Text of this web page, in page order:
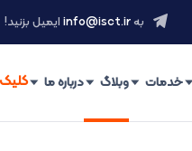
بهinfo@isct.ir ایمیل بزنید!
خدمات وبلاگ درباره ما